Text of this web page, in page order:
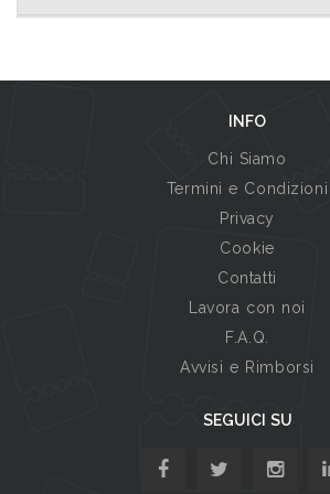
INFO
Chi Siamo
Termini e Condizioni
Privacy
Cookie
Contatti
Lavora con noi
F.A.Q.
Avvisi e Rimborsi
SEGUICI SU